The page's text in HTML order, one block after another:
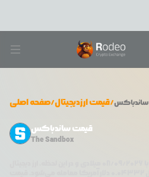
صفحه اصلی/قیمت ارزدیجیتال/ساندباکس
قیمت ساندباکس
The Sandbox